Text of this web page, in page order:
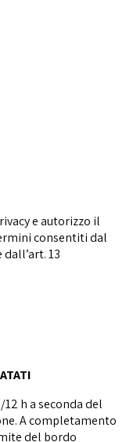
e autorizzo il
consentiti dal
dall’art. 13
h a seconda del
A completamento
del bordo